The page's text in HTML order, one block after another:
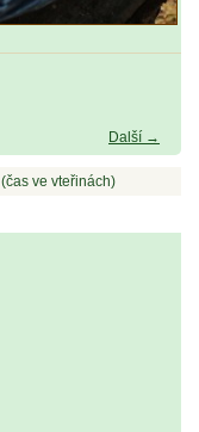
Další →
(čas ve vteřinách)